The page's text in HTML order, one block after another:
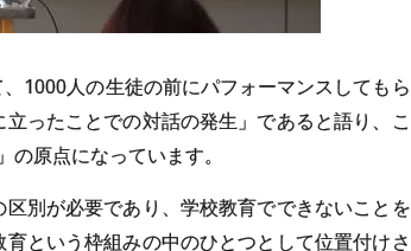
1000人の生徒の前にパフォーマンスしてもら
ったことでの対話の発生」であると語り、こ
の原点になっています。
別が必要であり、学校教育でできないことを
という枠組みの中のひとつとして位置付けさ